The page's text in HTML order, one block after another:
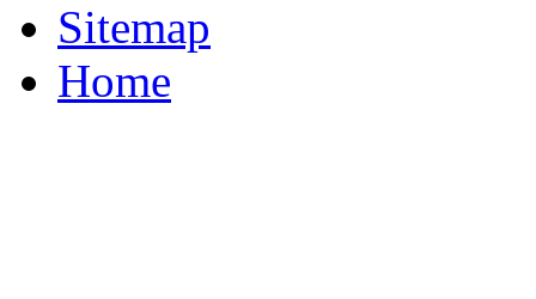
Sitemap
Home